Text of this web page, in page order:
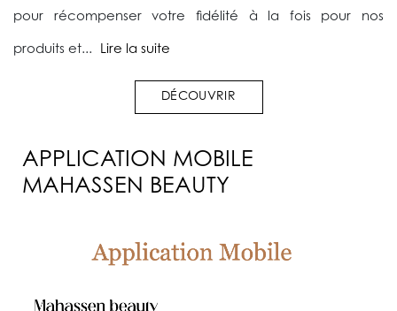
pour récompenser votre fidélité à la fois pour nos
produits et... Lire la suite
DÉCOUVRIR
APPLICATION MOBILE
MAHASSEN BEAUTY